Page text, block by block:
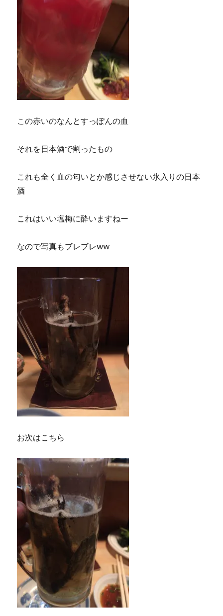
この赤いのなんとすっぽんの血
それを日本酒で割ったもの
これも全く血の匂いとか感じさせない氷入りの日本
酒
これはいい塩梅に酔いますねー
なので写真もブレブレww
お次はこちら